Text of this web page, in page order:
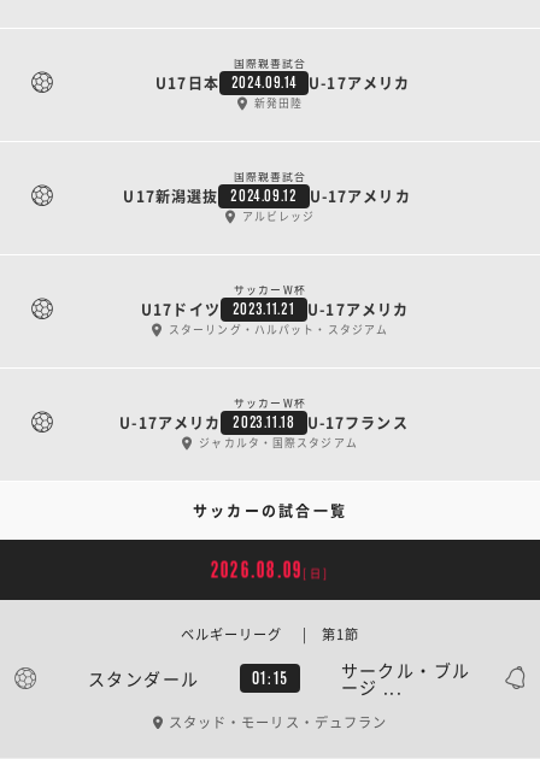
国際親善試合
U17日本 2024.09.14 U-17アメリカ
新発田陸
国際親善試合
U17新潟選抜 2024.09.12 U-17アメリカ
アルビレッジ
サッカーW杯
U17ドイツ 2023.11.21 U-17アメリカ
スターリング・ハルパット・スタジアム
サッカーW杯
U-17アメリカ 2023.11.18 U-17フランス
ジャカルタ・国際スタジアム
サッカーの試合一覧
2026.08.09 [日]
スタンダール 01:15 サークル・ブル
ージ ...
ベルギーリーグ | 第1節
スタッド・モーリス・デュフラン